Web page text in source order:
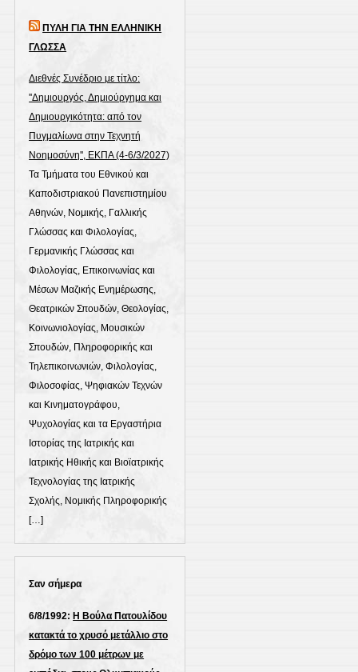
ΠΥΛΗ ΓΙΑ ΤΗΝ ΕΛΛΗΝΙΚΗ
ΓΛΩΣΣΑ
Διεθνές Συνέδριο με τίτλο:
''Δημιουργός, Δημιούργημα και
Δημιουργικότητα: από τον
Πυγμαλίωνα στην Τεχνητή
Νοημοσύνη'', ΕΚΠΑ (4-6/3/2027)
Τα Τμήματα του Εθνικού και
Καποδιστριακού Πανεπιστημίου
Αθηνών, Νομικής, Γαλλικής
Γλώσσας και Φιλολογίας,
Γερμανικής Γλώσσας και
Φιλολογίας, Επικοινωνίας και
Μέσων Μαζικής Ενημέρωσης,
Θεατρικών Σπουδών, Θεολογίας,
Κοινωνιολογίας, Μουσικών
Σπουδών, Πληροφορικής και
Τηλεπικοινωνιών, Φιλολογίας,
Φιλοσοφίας, Ψηφιακών Τεχνών
και Κινηματογράφου,
Ψυχολογίας και τα Εργαστήρια
Ιστορίας της Ιατρικής και
Ιατρικής Ηθικής και Βιοϊατρικής
Τεχνολογίας της Ιατρικής
Σχολής, Νομικής Πληροφορικής
[…]
Σαν σήμερα
6/8/1992: Η Βούλα Πατουλίδου
κατακτά το χρυσό μετάλλιο στο
δρόμο των 100 μέτρων με